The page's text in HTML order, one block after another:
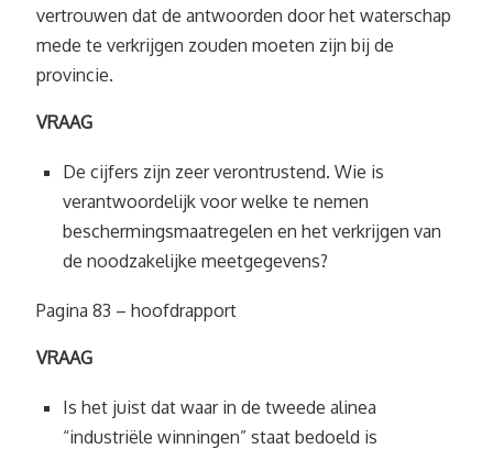
vertrouwen dat de antwoorden door het waterschap
mede te verkrijgen zouden moeten zijn bij de
provincie.
VRAAG
De cijfers zijn zeer verontrustend. Wie is
verantwoordelijk voor welke te nemen
beschermingsmaatregelen en het verkrijgen van
de noodzakelijke meetgegevens?
Pagina 83 – hoofdrapport
VRAAG
Is het juist dat waar in de tweede alinea
“industriële winningen” staat bedoeld is